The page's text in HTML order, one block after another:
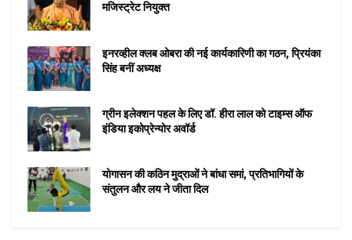
मजिस्ट्रेट नियुक्त
इनरव्हील क्लब ओबरा की नई कार्यकारिणी का गठन, प्रियंका
सिंह बनीं अध्यक्ष
ग्रीन इलेक्शन पहल के लिए डॉ. हीरा लाल को टाइम्स ऑफ
इंडिया इकोप्रेन्योर अवॉर्ड
योगासन की कठिन मुद्राओं ने बांधा समां, प्रतिभागियों के
संतुलन और लय ने जीता दिल